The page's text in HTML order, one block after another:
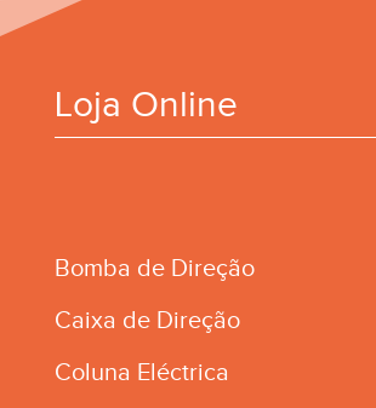
Loja Online
Bomba de Direção
Caixa de Direção
Coluna Eléctrica